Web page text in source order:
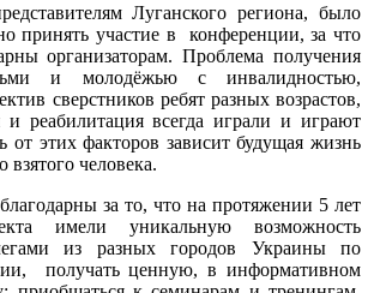
Луганского региона, было
принять участие в конференции, за что
организаторам. Проблема получения
и молодёжью с инвалидностью,
сверстников ребят разных возрастов,
и реабилитация всегда играли и играют
от этих факторов зависит будущая жизнь
взятого человека.
за то, что на протяжении 5 лет
имели уникальную возможность
из разных городов Украины по
получать ценную, в информативном